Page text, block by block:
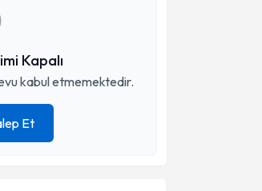
Kapalı
kabul etmemektedir.
Et